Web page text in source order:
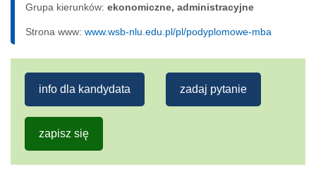
Grupa kierunków: ekonomiczne, administracyjne
Strona www: www.wsb-nlu.edu.pl/pl/podyplomowe-mba
info dla kandydata zadaj pytanie
zapisz się